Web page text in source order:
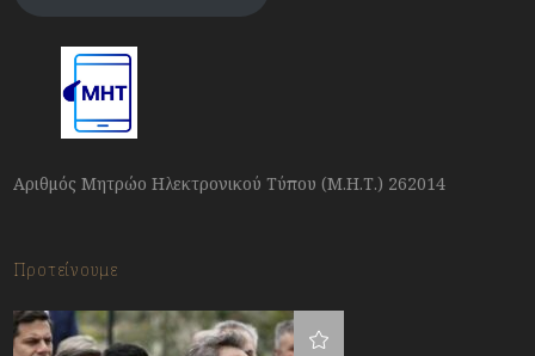
Αριθμός Μητρώο Ηλεκτρονικού Τύπου (Μ.Η.Τ.) 262014
Προτείνουμε